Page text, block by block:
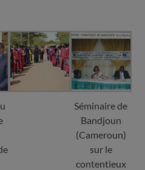
Séminaire de
Bandjoun
(Cameroun)
sur le
contentieux